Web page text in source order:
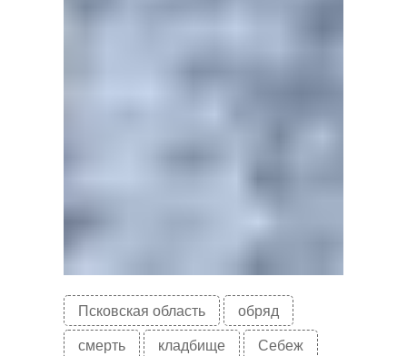
Псковская область
обряд
смерть
кладбище
Себеж